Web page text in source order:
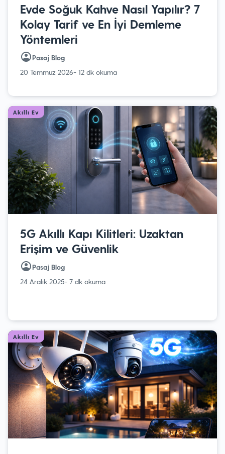
Evde Soğuk Kahve Nasıl Yapılır? 7
Kolay Tarif ve En İyi Demleme
Yöntemleri
Pasaj Blog
20 Temmuz 2026- 12 dk okuma
Akıllı Ev
5G Akıllı Kapı Kilitleri: Uzaktan
Erişim ve Güvenlik
Pasaj Blog
24 Aralık 2025- 7 dk okuma
Akıllı Ev